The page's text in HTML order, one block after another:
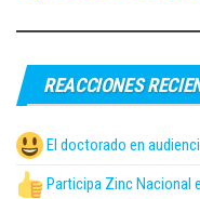
REACCIONES
El doctorado en
Participa Zinc Nacional